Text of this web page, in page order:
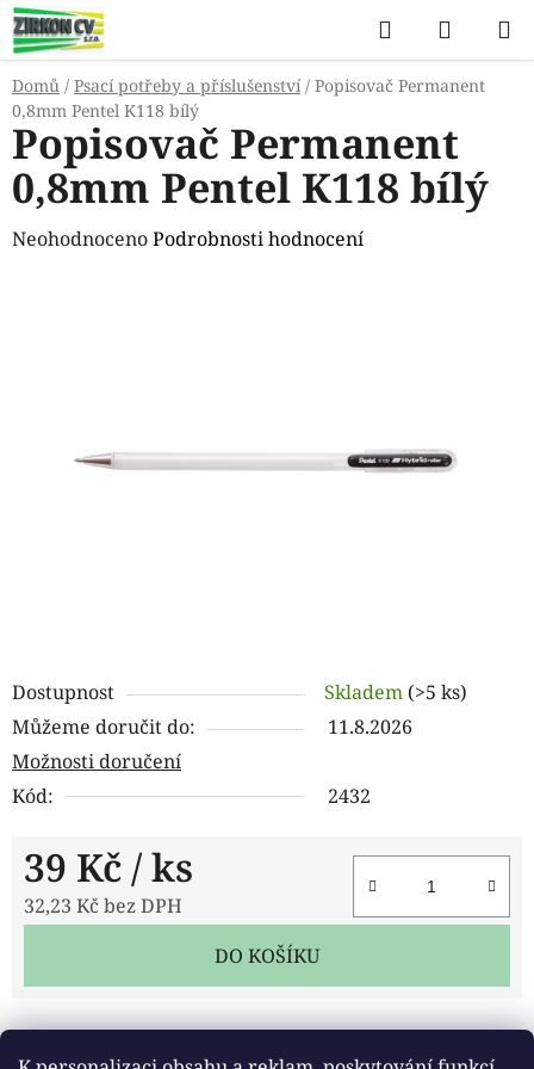
Přejít
na
obsah
Hledat
KOŠÍK
Domů / Psací potřeby a příslušenství / Popisovač Permanent
0,8mm Pentel K118 bílý
Dostupnost Skladem (>5 ks)
Můžeme doručit do:
11.8.2026
Možnosti doručení
Kód:
2432
39 Kč / ks
32,23 Kč bez DPH
DO KOŠÍKU
Popisovač Permanent
0,8mm Pentel K118 bílý
Průměrné
hvězdiček.
NeohodnocenoPodrobnosti hodnocení